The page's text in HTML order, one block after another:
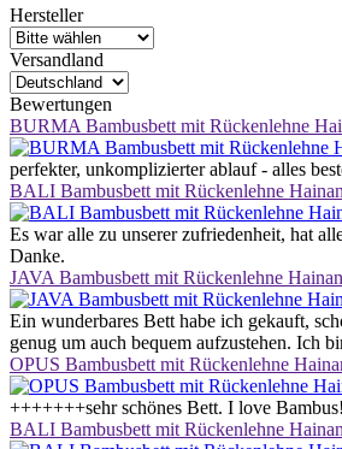
hochwertigen Betten ohne Schrauben oder
Sicherheit steht an erster Stelle
Die Oberfläche unserer Betten wird mit
nach DIN EN 71-3 behandelt, um höchste
gewährleisten. Sie können sich darauf
unbedenklich sind. Kunden können sich
Produkte von hoher Qualität erhalten, die
gewährleisten.
Komfort in Übergröße
Neben Standardgrößen bieten wir auch
einer Länge von 220 cm an. So können
besonderen Anforderungen den Komfort
genießen.
Flexible Höhenoptionen
Hersteller
Versandland
Bewertungen
BURMA Bambusbett mit Rückenlehne
perfekter, unkomplizierter ablauf - alles
BALI Bambusbett mit Rückenlehne
Es war alle zu unserer zufriedenheit, hat
Danke.
JAVA Bambusbett mit Rückenlehne
Ein wunderbares Bett habe ich gekauft,
genug um auch bequem aufzustehen. Ich
OPUS Bambusbett mit Rückenlehne
+++++++sehr schönes Bett. I love
BALI Bambusbett mit Rückenlehne